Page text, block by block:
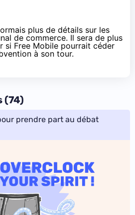
plus de détails sur les
de commerce. Il sera de plus
si Free Mobile pourrait céder
à son tour.
(74)
prendre part au débat